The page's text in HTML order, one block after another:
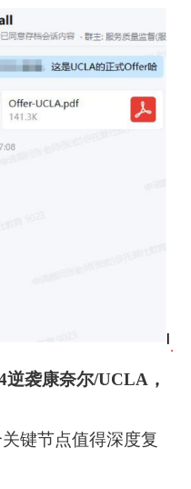
逆袭康奈尔/UCLA，
键节点值得深度复